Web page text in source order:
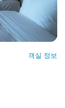
객실 정보